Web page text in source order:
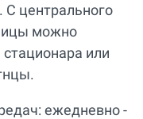
центрального
можно
или
ежедневно -